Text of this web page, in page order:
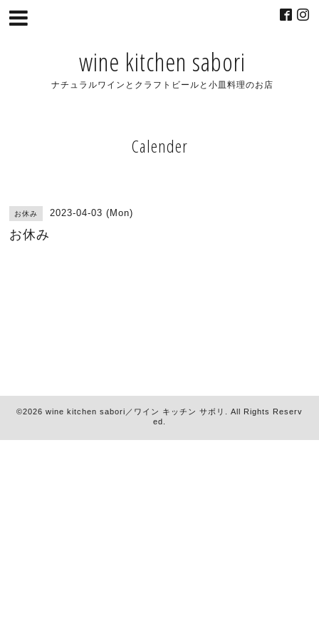
wine kitchen sabori
ナチュラルワインとクラフトビールと小皿料理のお店
Calender
お休み 2023-04-03 (Mon)
お休み
©2026 wine kitchen sabori／ワイン キッチン サボリ
. All Rights Reserv
ed.